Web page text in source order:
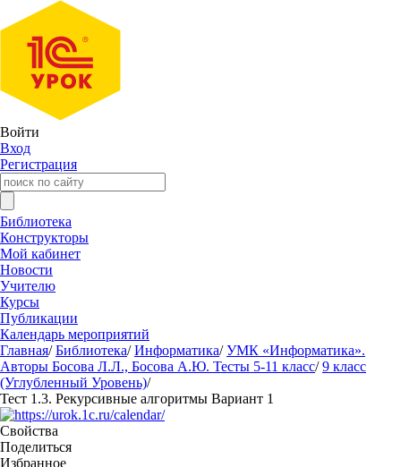
Войти
Вход
Регистрация
Библиотека
Конструкторы
Мой кабинет
Новости
Учителю
Курсы
Публикации
Календарь мероприятий
Главная/ Библиотека/ Информатика/ УМК «Информатика».
Авторы Босова Л.Л., Босова А.Ю. Тесты 5-11 класс/ 9 класс
(Углубленный Уровень)/
Тест 1.3. Рекурсивные алгоритмы Вариант 1
Свойства
Поделиться
Избранное